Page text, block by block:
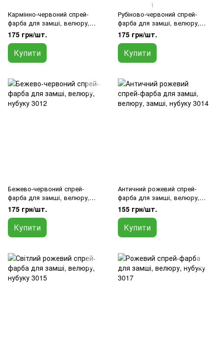
Кармінно-червоний спрей-
фарба для замші, велюру,
нубуку 3002
175 грн/шт.
Купити
1
Рубіново-червоний спрей-
фарба для замші, велюру,
нубуку 3003
175 грн/шт.
Купити
Бежево-червоний спрей-
фарба для замші, велюру,
нубуку 3012
175 грн/шт.
Купити
Античний рожевий спрей-
фарба для замші, велюру,
замші, нубуку 3014
155 грн/шт.
Купити